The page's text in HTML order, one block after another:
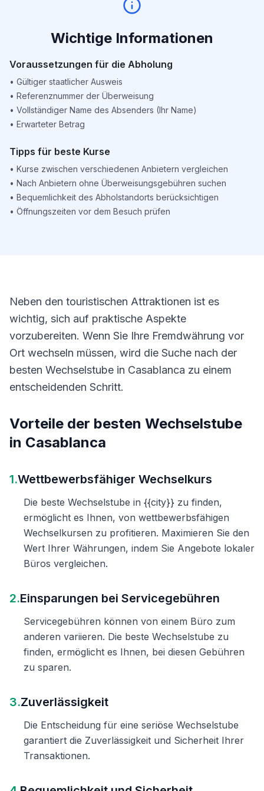
Wichtige Informationen
Voraussetzungen für die Abholung
• Gültiger staatlicher Ausweis
• Referenznummer der Überweisung
• Vollständiger Name des Absenders (Ihr Name)
• Erwarteter Betrag
Tipps für beste Kurse
• Kurse zwischen verschiedenen Anbietern vergleichen
• Nach Anbietern ohne Überweisungsgebühren suchen
• Bequemlichkeit des Abholstandorts berücksichtigen
• Öffnungszeiten vor dem Besuch prüfen
Neben den touristischen Attraktionen ist es
wichtig, sich auf praktische Aspekte
vorzubereiten. Wenn Sie Ihre Fremdwährung vor
Ort wechseln müssen, wird die Suche nach der
besten Wechselstube in Casablanca zu einem
entscheidenden Schritt.
Vorteile der besten Wechselstube
in Casablanca
1.Wettbewerbsfähiger Wechselkurs
Die beste Wechselstube in {{city}} zu finden,
ermöglicht es Ihnen, von wettbewerbsfähigen
Wechselkursen zu profitieren. Maximieren Sie den
Wert Ihrer Währungen, indem Sie Angebote lokaler
Büros vergleichen.
2.Einsparungen bei Servicegebühren
Servicegebühren können von einem Büro zum
anderen variieren. Die beste Wechselstube zu
finden, ermöglicht es Ihnen, bei diesen Gebühren
zu sparen.
3.Zuverlässigkeit
Die Entscheidung für eine seriöse Wechselstube
garantiert die Zuverlässigkeit und Sicherheit Ihrer
Transaktionen.